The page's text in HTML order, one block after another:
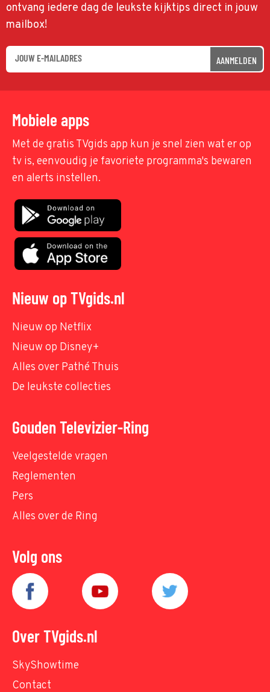
ontvang iedere dag de leukste kijktips direct in jouw
mailbox!
AANMELDEN
Mobiele apps
Met de gratis TVgids app kun je snel zien wat er op
tv is, eenvoudig je favoriete programma's bewaren
en alerts instellen.
Nieuw op TVgids.nl
Nieuw op Netflix
Nieuw op Disney+
Alles over Pathé Thuis
De leukste collecties
Gouden Televizier-Ring
Veelgestelde vragen
Reglementen
Pers
Alles over de Ring
Volg ons
Over TVgids.nl
SkyShowtime
Contact